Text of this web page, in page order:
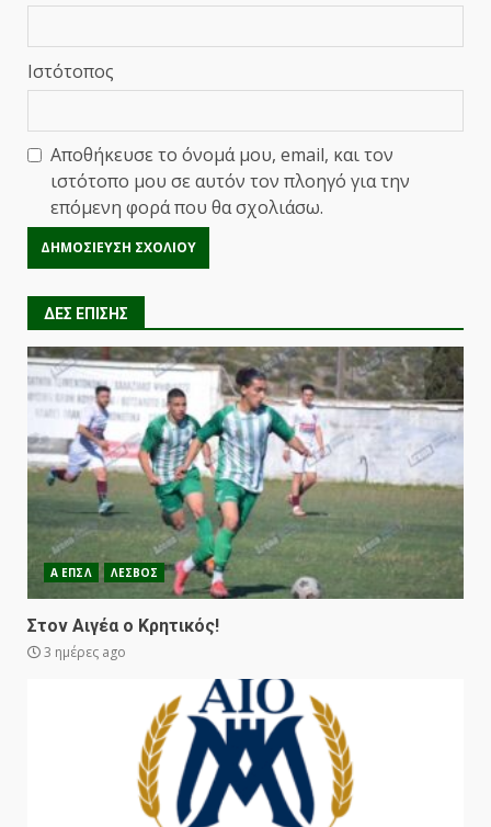
Ιστότοπος
Αποθήκευσε το όνομά μου, email, και τον
ιστότοπο μου σε αυτόν τον πλοηγό για την
επόμενη φορά που θα σχολιάσω.
ΔΕΣ ΕΠΙΣΗΣ
Α ΕΠΣΛ ΛΕΣΒΟΣ
Στον Αιγέα ο Κρητικός!
3 ημέρες ago